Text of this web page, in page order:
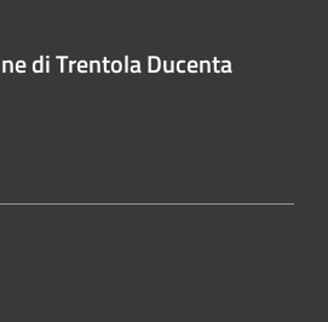
di Trentola Ducenta